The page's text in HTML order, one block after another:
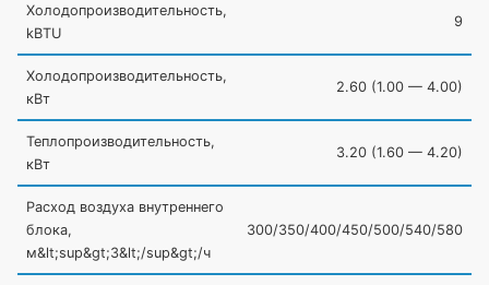
Холодопроизводительность,
kBTU
9
Холодопроизводительность,
кВт
2.60 (1.00 — 4.00)
Теплопроизводительность,
кВт
3.20 (1.60 — 4.20)
Расход воздуха внутреннего
блока,
м&lt;sup&gt;3&lt;/sup&gt;/ч
300/350/400/450/500/540/580